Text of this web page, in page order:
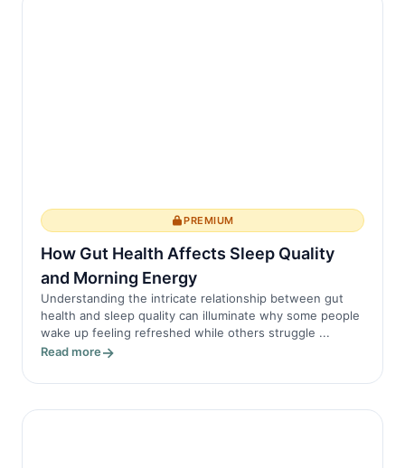
PREMIUM
How Gut Health Affects Sleep Quality
and Morning Energy
Understanding the intricate relationship between gut
health and sleep quality can illuminate why some people
wake up feeling refreshed while others struggle ...
Read more